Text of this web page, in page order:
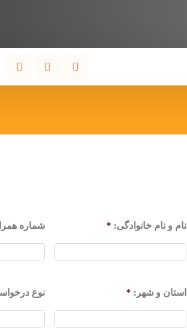
نام و نام خانوادگی: * شماره
استان و شهر: * نوع